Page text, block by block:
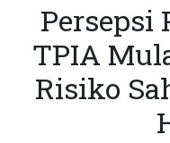
Persepsi
TPIA
Risiko